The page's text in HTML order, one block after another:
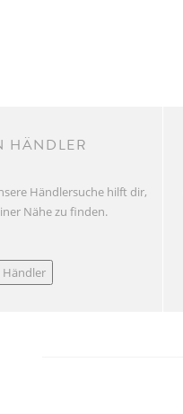
HÄNDLER
Händlersuche hilft dir,
Nähe zu finden.
Händler